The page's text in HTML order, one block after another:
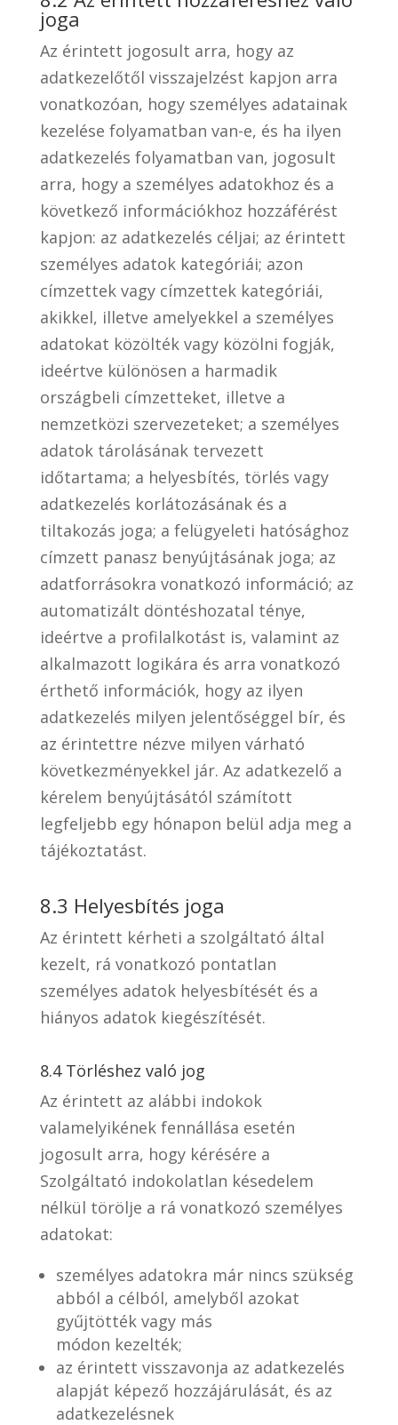
joga
Az érintett jogosult arra, hogy az
adatkezelőtől visszajelzést kapjon arra
vonatkozóan, hogy személyes adatainak
kezelése folyamatban van-e, és ha ilyen
adatkezelés folyamatban van, jogosult
arra, hogy a személyes adatokhoz és a
következő információkhoz hozzáférést
kapjon: az adatkezelés céljai; az érintett
személyes adatok kategóriái; azon
címzettek vagy címzettek kategóriái,
akikkel, illetve amelyekkel a személyes
adatokat közölték vagy közölni fogják,
ideértve különösen a harmadik
országbeli címzetteket, illetve a
nemzetközi szervezeteket; a személyes
adatok tárolásának tervezett
időtartama; a helyesbítés, törlés vagy
adatkezelés korlátozásának és a
tiltakozás joga; a felügyeleti hatósághoz
címzett panasz benyújtásának joga; az
adatforrásokra vonatkozó információ; az
automatizált döntéshozatal ténye,
ideértve a profilalkotást is, valamint az
alkalmazott logikára és arra vonatkozó
érthető információk, hogy az ilyen
adatkezelés milyen jelentőséggel bír, és
az érintettre nézve milyen várható
következményekkel jár. Az adatkezelő a
kérelem benyújtásától számított
legfeljebb egy hónapon belül adja meg a
tájékoztatást.
8.3 Helyesbítés joga
Az érintett kérheti a szolgáltató által
kezelt, rá vonatkozó pontatlan
személyes adatok helyesbítését és a
hiányos adatok kiegészítését.
8.4 Törléshez való jog
Az érintett az alábbi indokok
valamelyikének fennállása esetén
jogosult arra, hogy kérésére a
Szolgáltató indokolatlan késedelem
nélkül törölje a rá vonatkozó személyes
adatokat:
személyes adatokra már nincs szükség
abból a célból, amelyből azokat
gyűjtötték vagy más
módon kezelték;
az érintett visszavonja az adatkezelés
alapját képező hozzájárulását, és az
adatkezelésnek